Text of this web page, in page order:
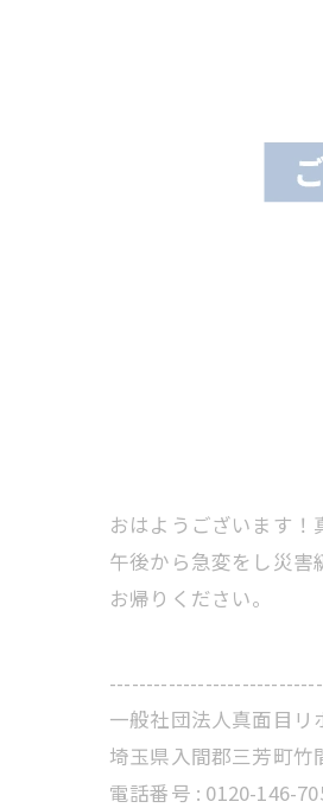
おはようございます！
午後から急変をし災害
お帰りください。
一般社団法人真面目リ
埼玉県入間郡三芳町竹
電話番号 : 0120-146-